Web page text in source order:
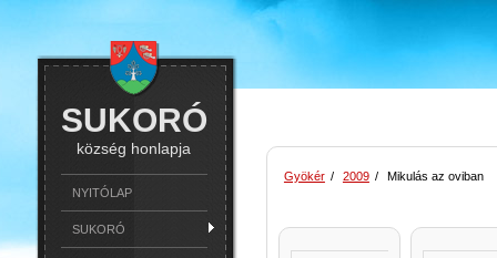
SUKORÓ
község honlapja
NYITÓLAP
SUKORÓ
Gyökér / 2009 / Mikulás az oviban